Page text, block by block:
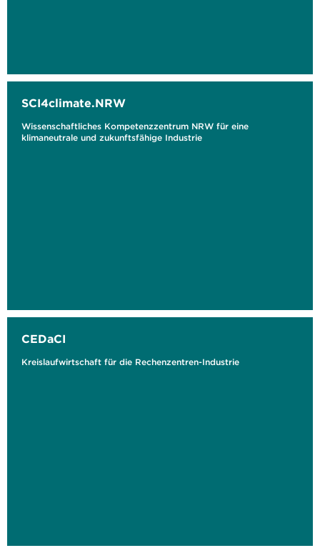
SCI4climate.NRW
Wissenschaftliches Kompetenzzentrum NRW für eine
klimaneutrale und zukunftsfähige Industrie
CEDaCI
Kreislaufwirtschaft für die Rechenzentren-Industrie